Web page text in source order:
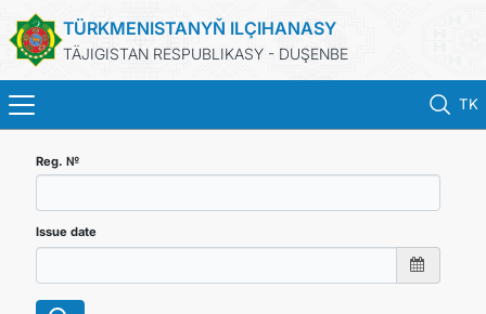
TÜRKMENISTANYŇ ILÇIHANASY
TÄJIGISTAN RESPUBLIKASY - DUŞENBE
TK
HABARLAR
Reg. №
Issue date